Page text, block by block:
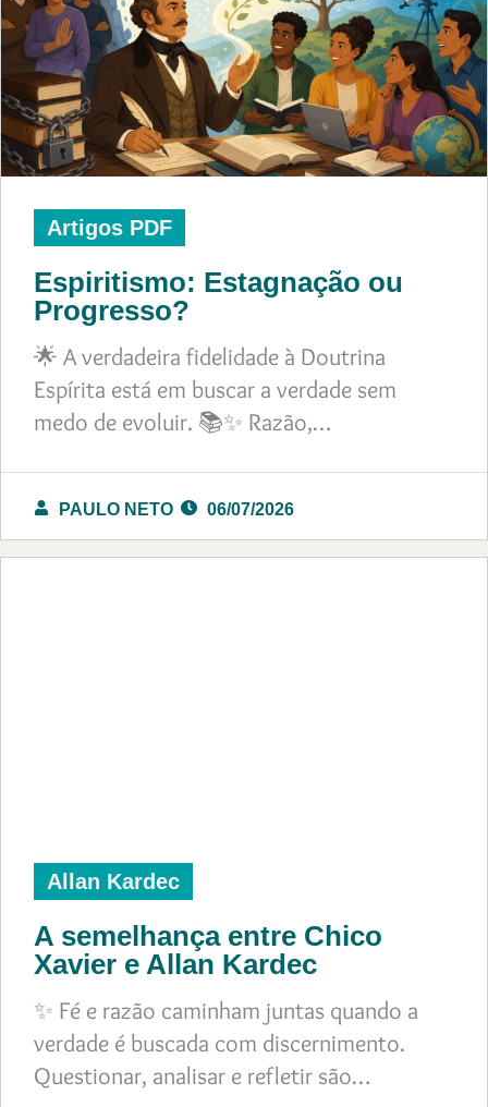
Artigos PDF
Espiritismo: Estagnação ou
Progresso?
🌟 A verdadeira fidelidade à Doutrina
Espírita está em buscar a verdade sem
medo de evoluir. 📚✨ Razão,…
PAULO NETO 06/07/2026
Allan Kardec
A semelhança entre Chico
Xavier e Allan Kardec
✨ Fé e razão caminham juntas quando a
verdade é buscada com discernimento.
Questionar, analisar e refletir são…